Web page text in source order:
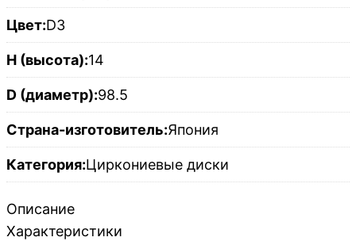
Цвет:D3
H (высота):14
D (диаметр):98.5
Страна-изготовитель:Япония
Категория:Циркониевые диски
Описание
Характеристики